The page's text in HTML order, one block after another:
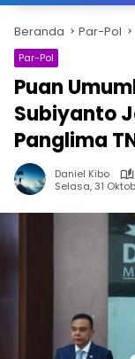
Beranda Par-Pol
Par-Pol
Puan
Subiyanto
Panglima
Daniel Kibo
Selasa, 31